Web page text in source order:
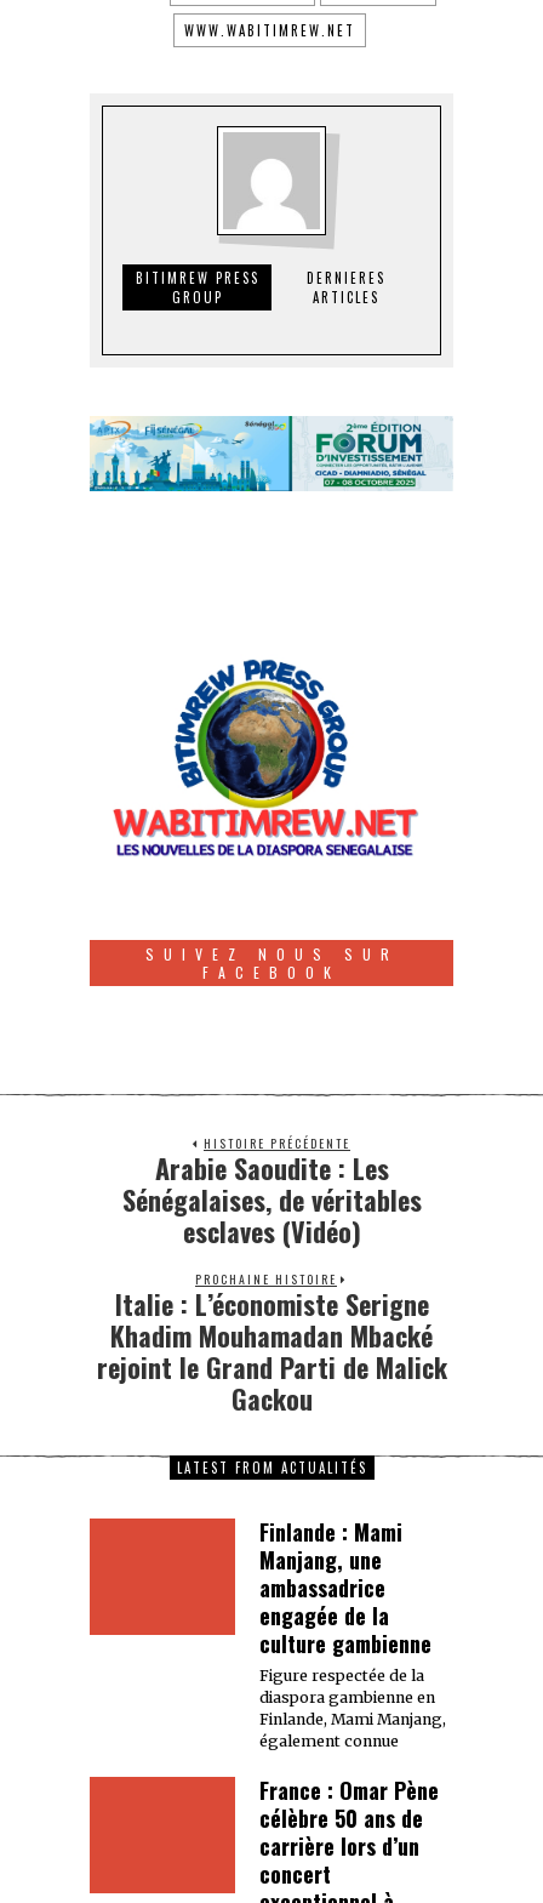
WWW.WABITIMREW.NET
BITIMREW PRESS
GROUP
DERNIERES
ARTICLES
SUIVEZ NOUS SUR
FACEBOOK
HISTOIRE PRÉCÉDENTE
Arabie Saoudite : Les
Sénégalaises, de véritables
esclaves (Vidéo)
PROCHAINE HISTOIRE
Italie : L’économiste Serigne
Khadim Mouhamadan Mbacké
rejoint le Grand Parti de Malick
Gackou
LATEST FROM ACTUALITÉS
Finlande : Mami
Manjang, une
ambassadrice
engagée de la
culture gambienne
Figure respectée de la
diaspora gambienne en
Finlande, Mami Manjang,
également connue
France : Omar Pène
célèbre 50 ans de
carrière lors d’un
concert